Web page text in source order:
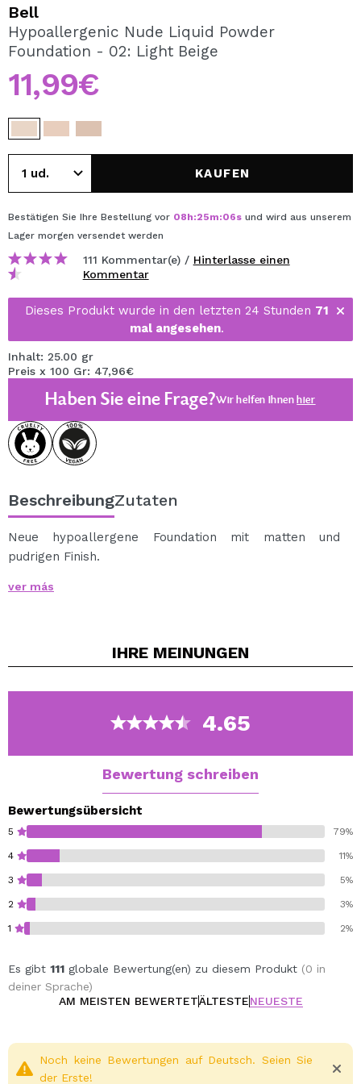
REGISTRIEREN
Durch die Erstellung eines Kontos bei Maquillalia.de
können Sie Ihre Einkäufe schnell tätigen, den Status Ihrer
Bestellungen überprüfen und Ihre bisherigen Vorgänge
einsehen.
Bell
Hypoallergenic Nude Liquid Powder
Foundation - 02: Light Beige
11,99€
KAUFEN
Bestätigen Sie Ihre Bestellung vor 08h:25m:06s und wird aus unserem
Lager morgen versendet werden
111 Kommentar(e) / Hinterlasse einen
Kommentar
Dieses Produkt wurde in den letzten 24 Stunden 71
mal angesehen.
Inhalt: 25.00 gr
Preis x 100 Gr: 47,96€
Haben Sie eine Frage?Wir helfen Ihnenhier
BeschreibungZutaten
Neue hypoallergene Foundation mit matten und
pudrigen Finish.
flüssige Formel bietet ein samtiges Finish bei Kontakt
atmen. Die Textur garantiert eine einfache Anwendung,
Hautunebenheiten.
Dermatologisch getestet. Geeignet für empfindliche
und reaktive Haut.
ver más
IHRE MEINUNGEN
4.65
Bewertung schreiben
Bewertungsübersicht
5 79%
4 11%
3 5%
2 3%
1 2%
Es gibt 111 globale Bewertung(en) zu diesem Produkt (0 in
deiner Sprache)
AM MEISTEN BEWERTETÄLTESTENEUESTE
Noch keine Bewertungen auf Deutsch. Seien Sie
der Erste!